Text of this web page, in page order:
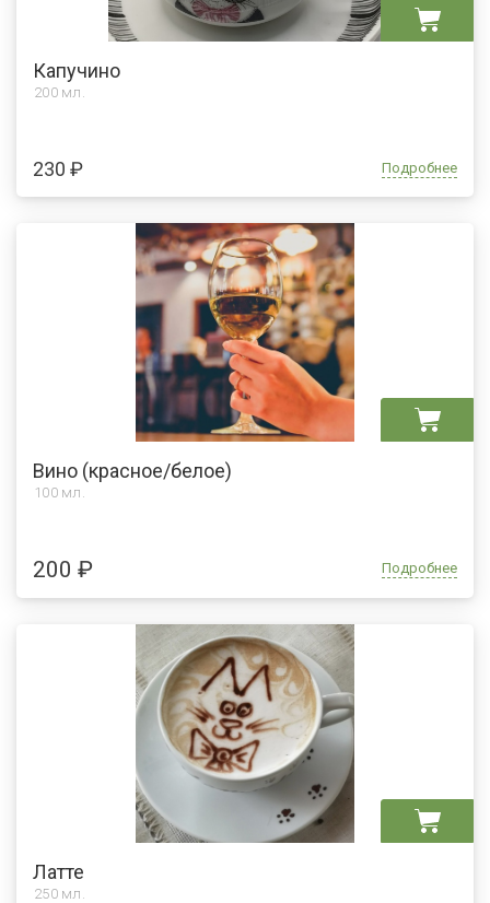
Капучино
200 мл.
230 ₽ Подробнее
Вино (красное/белое)
100 мл.
200 ₽ Подробнее
Латте
250 мл.